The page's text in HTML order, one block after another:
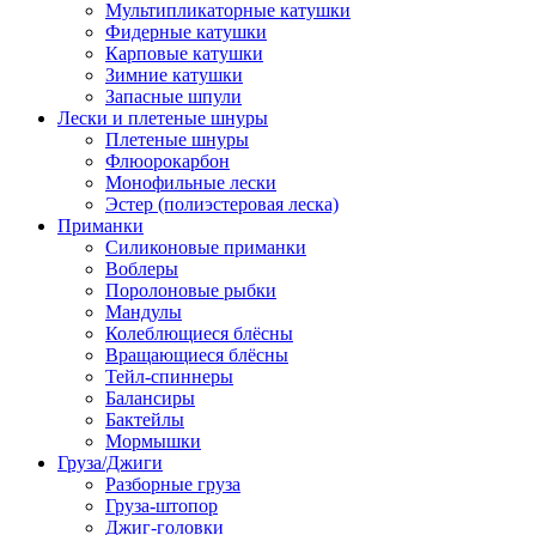
Мультипликаторные катушки
Фидерные катушки
Карповые катушки
Зимние катушки
Запасные шпули
Лески и плетеные шнуры
Плетеные шнуры
Флюорокарбон
Монофильные лески
Эстер (полиэстеровая леска)
Приманки
Силиконовые приманки
Воблеры
Поролоновые рыбки
Мандулы
Колеблющиеся блёсны
Вращающиеся блёсны
Тейл-спиннеры
Балансиры
Бактейлы
Мормышки
Груза/Джиги
Разборные груза
Груза-штопор
Джиг-головки